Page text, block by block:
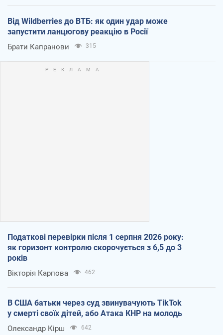
Від Wildberries до ВТБ: як один удар може
запустити ланцюгову реакцію в Росії
Брати Капранови 315
Податкові перевірки після 1 серпня 2026 року:
як горизонт контролю скорочується з 6,5 до 3
років
Вікторія Карпова 462
В США батьки через суд звинувачують TikTok
у смерті своїх дітей, або Атака КНР на молодь
Олександр Кірш 642